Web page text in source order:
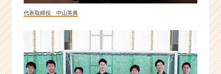
業。
ャ
ー・
代表取締役 中山英典